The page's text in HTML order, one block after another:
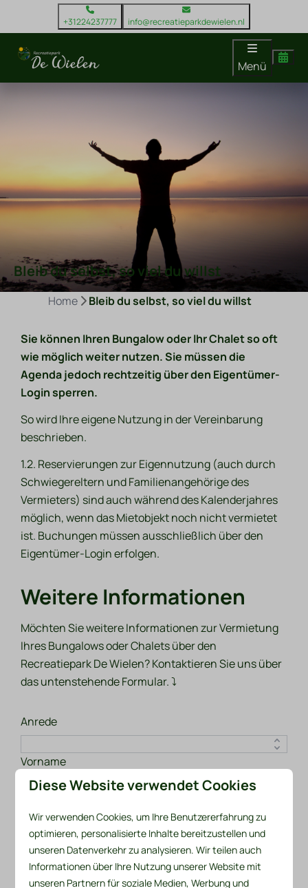
+31224237777 info@recreatieparkdewielen.nl
Menü
Bleib du selbst, so viel du willst
Home Bleib du selbst, so viel du willst
Sie können Ihren Bungalow oder Ihr Chalet so oft
wie möglich weiter nutzen. Sie müssen die
Agenda jedoch rechtzeitig über den Eigentümer-
Login sperren.
So wird Ihre eigene Nutzung in der Vereinbarung
beschrieben.
1.2. Reservierungen zur Eigennutzung (auch durch
Schwiegereltern und Familienangehörige des
Vermieters) sind auch während des Kalenderjahres
möglich, wenn das Mietobjekt noch nicht vermietet
ist. Buchungen müssen ausschließlich über den
Eigentümer-Login erfolgen.
Weitere Informationen
Möchten Sie weitere Informationen zur Vermietung
Ihres Bungalows oder Chalets über den
Recreatiepark De Wielen? Kontaktieren Sie uns über
das untenstehende Formular. ⤵
Anrede
Vorname
Email
Diese Website verwendet Cookies
Wir verwenden Cookies, um Ihre Benutzererfahrung zu
optimieren, personalisierte Inhalte bereitzustellen und
unseren Datenverkehr zu analysieren. Wir teilen auch
Informationen über Ihre Nutzung unserer Website mit
unseren Partnern für soziale Medien, Werbung und